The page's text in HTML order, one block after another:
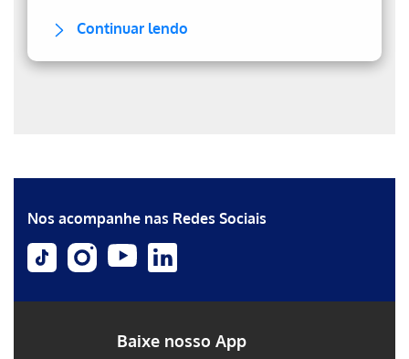
Continuar lendo
Nos acompanhe nas Redes Sociais
Baixe nosso App